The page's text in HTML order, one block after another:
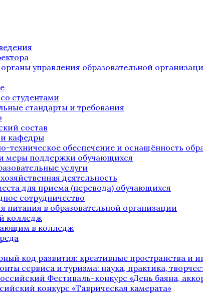
органы управления образовательной
студентами
стандарты и требования
состав
и кафедры
техническое обеспечение и оснащённость
меры поддержки обучающихся
услуги
деятельность
для приема (перевода) обучающихся
сотрудничество
питания в образовательной организации
колледж
в колледж
код развития: креативные пространства и
сервиса и туризма: наука, практика,
Фестиваль-конкурс «День баяна,
конкурс «Таврическая камерата»